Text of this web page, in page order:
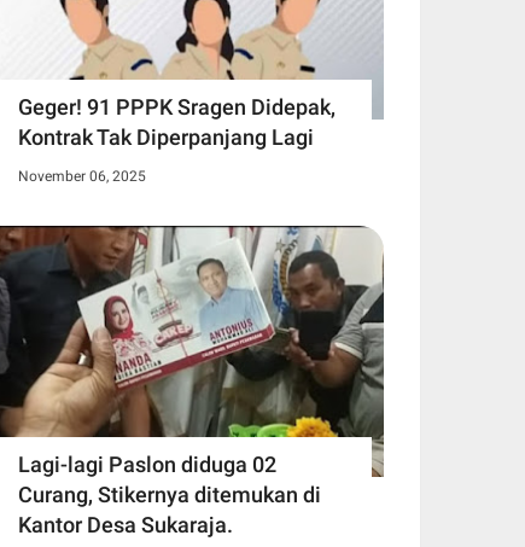
Geger! 91 PPPK Sragen Didepak,
Kontrak Tak Diperpanjang Lagi
November 06, 2025
Lagi-lagi Paslon diduga 02
Curang, Stikernya ditemukan di
Kantor Desa Sukaraja.